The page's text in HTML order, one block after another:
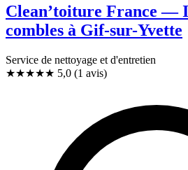
Clean’toiture France —
combles à Gif-sur-Yvette
Service de nettoyage et d'entretien
★★★★★ 5,0 (1 avis)